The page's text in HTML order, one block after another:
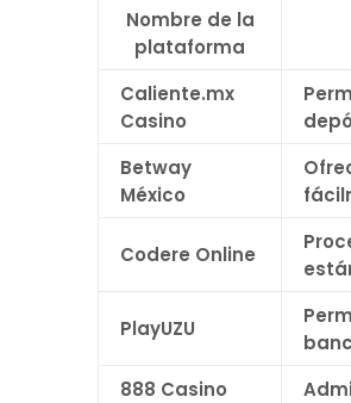
Nombre de la
plataforma
Caliente.mx
Casino
Betway
México
Codere Online
PlayUZU
888 Casino